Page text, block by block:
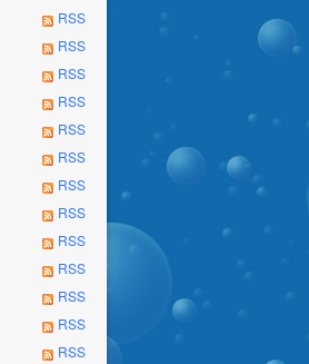
RSS
RSS
RSS
RSS
RSS
RSS
RSS
RSS
RSS
RSS
RSS
RSS
RSS